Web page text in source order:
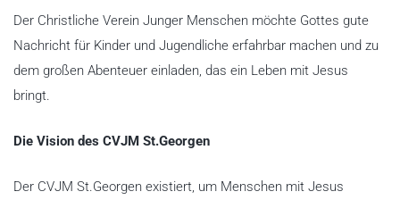
Der Christliche Verein Junger Menschen möchte Gottes gute
Nachricht für Kinder und Jugendliche erfahrbar machen und zu
dem großen Abenteuer einladen, das ein Leben mit Jesus
bringt.
Die Vision des CVJM St.Georgen
Der CVJM St.Georgen existiert, um Menschen mit Jesus